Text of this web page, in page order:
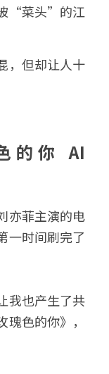
“菜头”的江
，但却让人十
的你 AI
亦菲主演的电
一时间刷完了
我也产生了共
色的你》，